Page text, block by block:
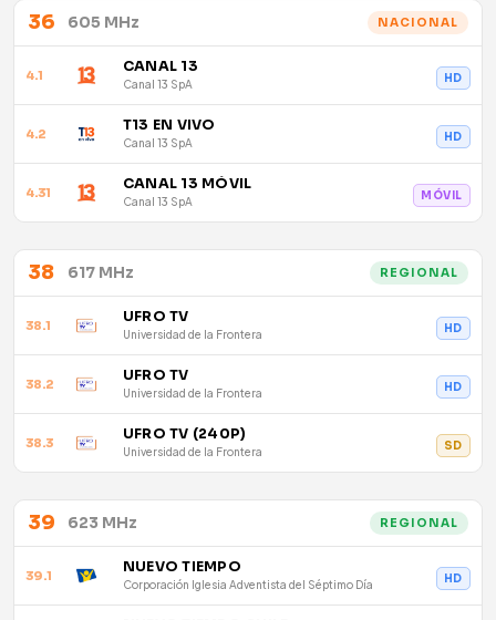
36 605 MHz NACIONAL
4.1 CANAL 13
Canal 13 SpA HD
4.2 T13 EN VIVO
Canal 13 SpA HD
4.31 CANAL 13 MÓVIL
Canal 13 SpA MÓVIL
38 617 MHz REGIONAL
38.1 UFRO TV
Universidad de la Frontera HD
38.2 UFRO TV
Universidad de la Frontera HD
38.3 UFRO TV (240P)
Universidad de la Frontera SD
39 623 MHz REGIONAL
39.1 NUEVO TIEMPO
Corporación Iglesia Adventista del Séptimo Día HD